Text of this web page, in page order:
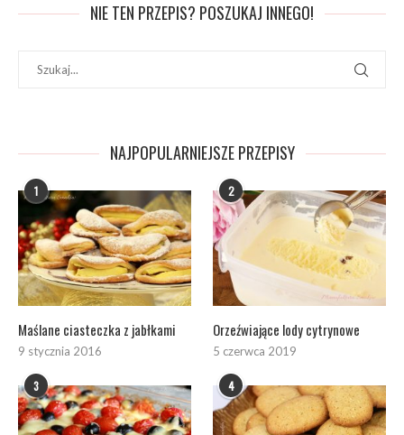
NIE TEN PRZEPIS? POSZUKAJ INNEGO!
NAJPOPULARNIEJSZE PRZEPISY
1
Maślane ciasteczka z jabłkami
9 stycznia 2016
2
Orzeźwiające lody cytrynowe
5 czerwca 2019
3 4